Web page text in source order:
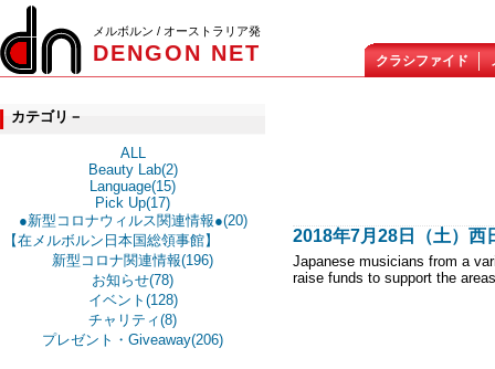
メルボルン / オーストラリア発
DENGON NET クラシファイド
カテゴリ－
ALL
Beauty Lab(2)
Language(15)
Pick Up(17)
●新型コロナウィルス関連情報●(20)
【在メルボルン日本国総領事館】
新型コロナ関連情報(196)
お知らせ(78)
イベント(128)
チャリティ(8)
プレゼント・Giveaway(206)
2018年7月28日（土）
Japanese musicians from a
raise funds to support the